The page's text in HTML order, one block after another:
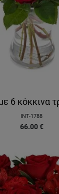
6 κόκκινα
INT-1788
66.00 €